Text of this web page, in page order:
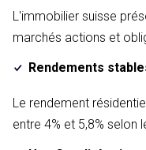
L'immobilier suisse
marchés actions et
Rendements
Le rendement
entre 4% et 5,8% selon